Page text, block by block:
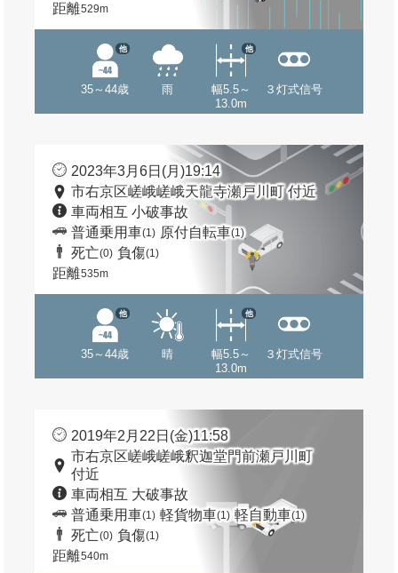
距離529m
35～44歳
他
雨
幅5.5～
13.0m
他
３灯式信号
2023年3月6日(月)19:14
市右京区嵯峨嵯峨天龍寺瀬戸川町 付近
車両相互 小破事故
普通乗用車(1) 原付自転車(1)
死亡(0) 負傷(1)
距離535m
35～44歳
他
晴
幅5.5～
13.0m
他
３灯式信号
2019年2月22日(金)11:58
市右京区嵯峨嵯峨釈迦堂門前瀬戸川町
付近
車両相互 大破事故
普通乗用車(1) 軽貨物車(1) 軽自動車(1)
死亡(0) 負傷(1)
距離540m